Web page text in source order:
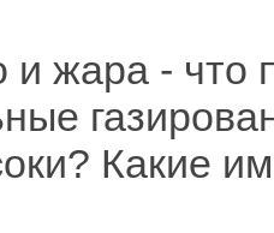
и жара - что
Какие